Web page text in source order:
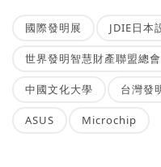
國際發明展 JDIE日本
世界發明智慧財產聯盟總會
中國文化大學 台灣發
ASUS Microchip